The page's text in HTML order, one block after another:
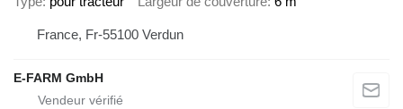
France, Fr-55100 Verdun
E-FARM GmbH